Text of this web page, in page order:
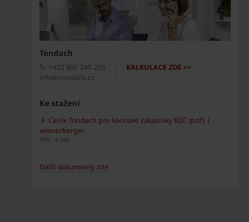
Tondach
KALKULACE ZDE >>
+420 800 240 250
info@tondach.cz
Ke stažení
Ceník Tondach pro koncové zákazníky B2C (pdf) |
wienerberger
PDF - 6 MB
Další dokumenty zde